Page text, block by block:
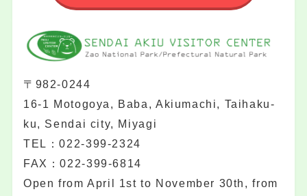
〒982-0244
16-1 Motogoya, Baba, Akiumachi, Taihaku-
ku, Sendai city, Miyagi
TEL：022-399-2324
FAX：022-399-6814
Open from April 1st to November 30th, from